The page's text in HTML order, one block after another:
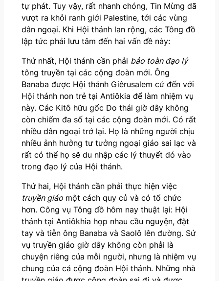
tự phát. Tuy vậy, rất nhanh chóng, Tin Mừng đã
vượt ra khỏi ranh giới Palestine, tới các vùng
dân ngoại. Khi Hội thánh lan rộng, các Tông đồ
lập tức phải lưu tâm đến hai vấn đề này:
Thứ nhất, Hội thánh cần phải bảo toàn đạo lý
tông truyền tại các cộng đoàn mới. Ông
Banaba được Hội thánh Giêrusalem cử đến với
Hội thánh non trẻ tại Antiôkia để làm nhiệm vụ
này. Các Kitô hữu gốc Do thái giờ đây không
còn chiếm đa số tại các cộng đoàn mới. Có rất
nhiều dân ngoại trở lại. Họ là những người chịu
nhiều ảnh hưởng tư tưởng ngoại giáo sai lạc và
rất có thể họ sẽ du nhập các lý thuyết đó vào
trong đạo lý của Hội thánh.
Thứ hai, Hội thánh cần phải thực hiện việc
truyền giáomột cách quy củ và có tổ chức
hơn. Công vụ Tông đồ hôm nay thuật lại: Hội
thánh tại Antiôkhia họp nhau cầu nguyện, đặt
tay và tiễn ông Banaba và Saolô lên đường. Sứ
vụ truyền giáo giờ đây không còn phải là
chuyện riêng của mỗi người, nhưng là nhiệm vụ
chung của cả cộng đoàn Hội thánh. Những nhà